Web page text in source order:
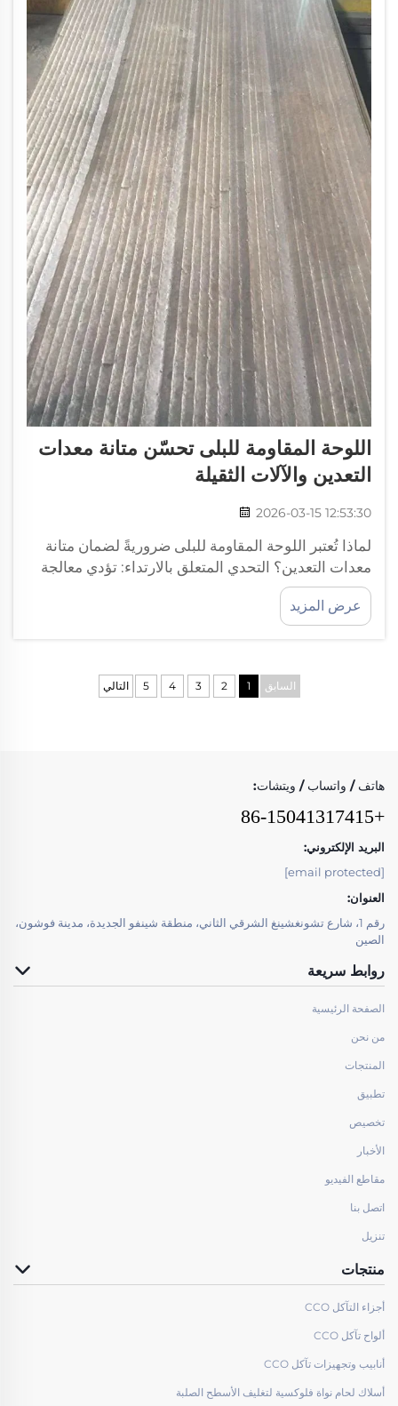
اللوحة المقاومة للبلى تحسّن متانة معدات
التعدين والآلات الثقيلة
2026-03-15 12:53:30
لماذا تُعتبر اللوحة المقاومة للبلى ضروريةً لضمان متانة
معدات التعدين؟ التحدي المتعلق بالارتداء: تؤدي معالجة
الخامات بسرعات عالية وتأثيرات قوية إلى تسريع فشل
المكونات. إن الظروف القاسية في عمليات التعدين تؤثّر
تأثيراً كبيراً على المعدات. السرعات العالية...
عرض المزيد
السابق 1
2
3
4
5 التالي
هاتف / واتساب / ويتشات:
+86-15041317415
البريد الإلكتروني:
[email protected]
العنوان:
رقم 1، شارع تشونغشينغ الشرقي الثاني، منطقة شينفو الجديدة، مدينة فوشون،
الصين
روابط سريعة
الصفحة الرئيسية
من نحن
المنتجات
تطبيق
تخصيص
الأخبار
مقاطع الفيديو
اتصل بنا
تنزيل
منتجات
أجزاء التآكل CCO
ألواح تآكل CCO
أنابيب وتجهيزات تآكل CCO
أسلاك لحام نواة فلوكسية لتغليف الأسطح الصلبة